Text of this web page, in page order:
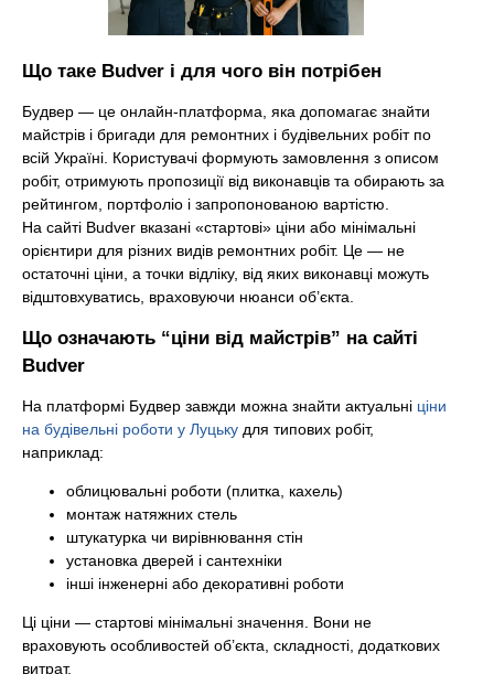
Що таке Budver і для чого він потрібен
Будвер — це онлайн-платформа, яка допомагає знайти
майстрів і бригади для ремонтних і будівельних робіт по
всій Україні. Користувачі формують замовлення з описом
робіт, отримують пропозиції від виконавців та обирають за
рейтингом, портфоліо і запропонованою вартістю.
На сайті Budver вказані «стартові» ціни або мінімальні
орієнтири для різних видів ремонтних робіт. Це — не
остаточні ціни, а точки відліку, від яких виконавці можуть
відштовхуватись, враховуючи нюанси об’єкта.
Що означають “ціни від майстрів” на сайті
Budver
На платформі Будвер завжди можна знайти актуальні ціни
на будівельні роботи у Луцьку для типових робіт,
наприклад:
облицювальні роботи (плитка, кахель)
монтаж натяжних стель
штукатурка чи вирівнювання стін
установка дверей і сантехніки
інші інженерні або декоративні роботи
Ці ціни — стартові мінімальні значення. Вони не
враховують особливостей об’єкта, складності, додаткових
витрат.